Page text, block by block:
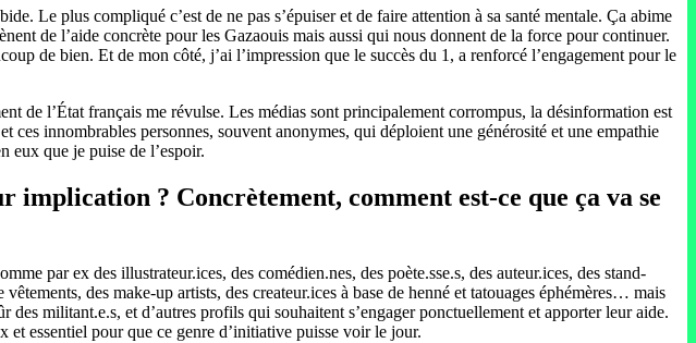
Le plus compliqué c’est de ne pas s’épuiser et de faire attention à sa santé mentale. Ça abime
de l’aide concrète pour les Gazaouis mais aussi qui nous donnent de la force pour continuer.
de bien. Et de mon côté, j’ai l’impression que le succès du 1, a renforcé l’engagement pour le
de l’État français me révulse. Les médias sont principalement corrompus, la désinformation est
innombrables personnes, souvent anonymes, qui déploient une générosité et une empathie
eux que je puise de l’espoir.
implication ? Concrètement, comment est-ce que ça va se
par ex des illustrateur.ices, des comédien.nes, des poète.sse.s, des auteur.ices, des stand-
des make-up artists, des createur.ices à base de henné et tatouages éphémères… mais
militant.e.s, et d’autres profils qui souhaitent s’engager ponctuellement et apporter leur aide.
essentiel pour que ce genre d’initiative puisse voir le jour.